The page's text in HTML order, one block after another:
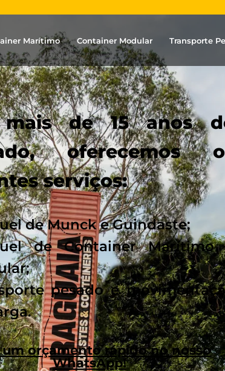
Marítimo Container Modular Transporte
mais de 15 anos
oferecemos
serviços:
de Munck e Guindaste;
de Container Marítimo
pesado e
um orçamento rápido no nosso
WhatsApp!